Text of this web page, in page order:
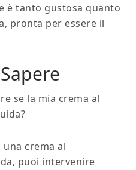
è tanto gustosa quanto
pronta per essere il
se la mia crema al
crema al
puoi intervenire